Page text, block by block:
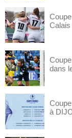
Calais
dans
à